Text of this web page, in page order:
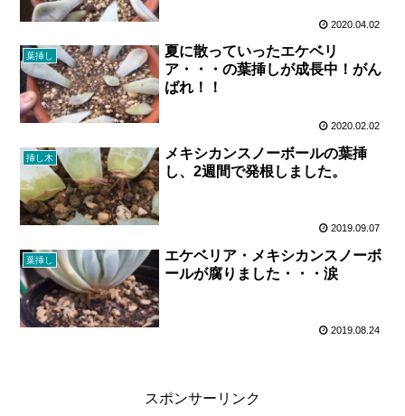
2020.04.02
葉挿し
夏に散っていったエケベリ
ア・・・の葉挿しが成長中！がん
ばれ！！
2020.02.02
挿し木
メキシカンスノーボールの葉挿
し、2週間で発根しました。
2019.09.07
葉挿し
エケベリア・メキシカンスノーボ
ールが腐りました・・・涙
2019.08.24
スポンサーリンク